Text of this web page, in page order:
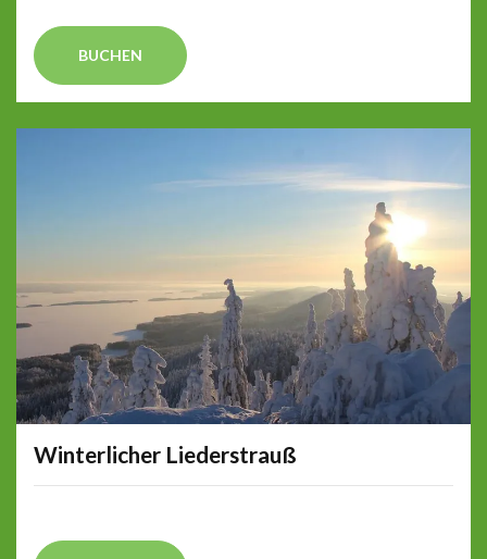
BUCHEN
Winterlicher Liederstrauß